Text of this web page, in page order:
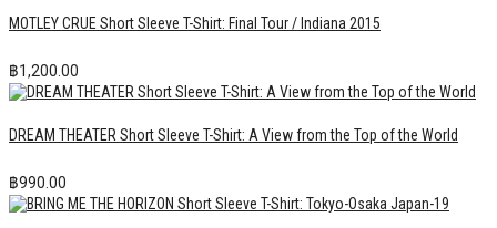
MOTLEY CRUE Short Sleeve T-Shirt: Final Tour / Indiana 2015
฿1,200.00
DREAM THEATER Short Sleeve T-Shirt: A View from the Top of the World
฿990.00